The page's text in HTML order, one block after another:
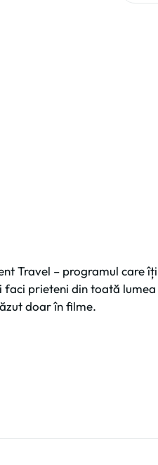
Travel – programul care
faci prieteni din toată lumea
doar în filme.